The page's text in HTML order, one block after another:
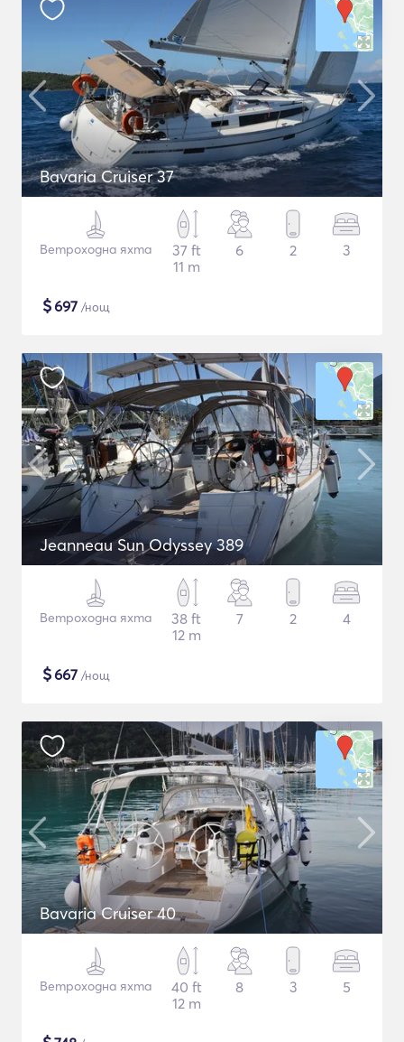
Bavaria Cruiser 37
Ветроходна яхта
37 ft
11 m
6 2 3
$697 /нощ
Jeanneau Sun Odyssey 389
Ветроходна яхта
38 ft
12 m
7 2 4
$667 /нощ
Bavaria Cruiser 40
Ветроходна яхта
40 ft
12 m
8 3 5